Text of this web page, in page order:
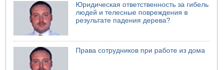
Юридическая ответственность за гибель
людей и телесные повреждения в
результате падения дерева?
Права сотрудников при работе из дома